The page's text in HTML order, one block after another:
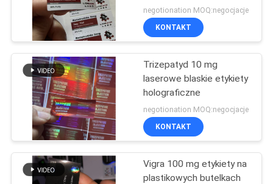
Bezpieczeństwo
Hologram naklejki
27
negotionation MOQ:negocjacje
KONTAKT
Trizepatyd 10 mg
laserowe blaskie etykiety
holograficzne
negotionation MOQ:negocjacje
KONTAKT
Vigra 100 mg etykiety na
plastikowych butelkach